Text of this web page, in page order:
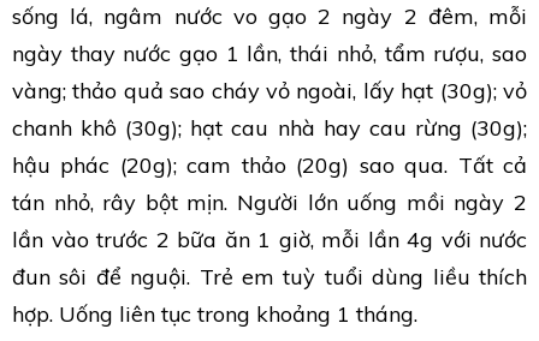
sống lá, ngâm nước vo gạo 2 ngày 2 đêm, mỗi
ngày thay nước gạo 1 lần, thái nhỏ, tẩm rượu, sao
vàng; thảo quả sao cháy vỏ ngoài, lấy hạt (30g); vỏ
chanh khô (30g); hạt cau nhà hay cau rừng (30g);
hậu phác (20g); cam thảo (20g) sao qua. Tất cả
tán nhỏ, rây bột mịn. Người lớn uống mồi ngày 2
lần vào trước 2 bữa ăn 1 giờ, mỗi lần 4g với nước
đun sôi để nguội. Trẻ em tuỳ tuổi dùng liều thích
hợp. Uống liên tục trong khoảng 1 tháng.